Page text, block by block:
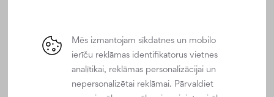
Stundu lapas
Vadītāji ik dienas pavada daudz laika, risinot
Mēs izmantojam sīkdatnes un mobilo
ierīču reklāmas identifikatorus vietnes
analītikai, reklāmas personalizācijai un
nepersonalizētai reklāmai. Pārvaldiet